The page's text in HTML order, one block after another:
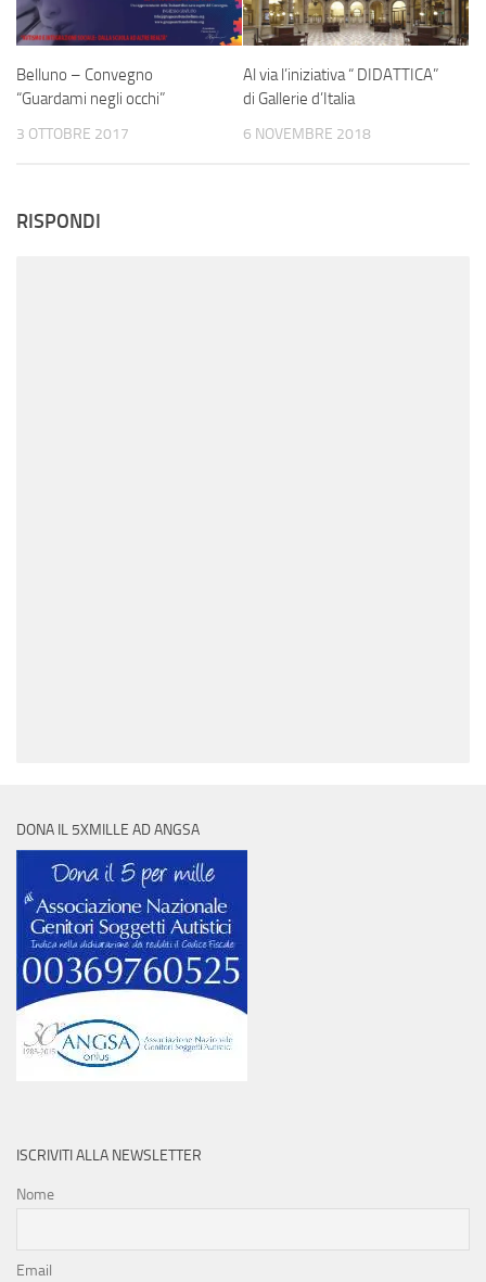
Belluno – Convegno
“Guardami negli occhi”
3 OTTOBRE 2017
Al via l’iniziativa “ DIDATTICA”
di Gallerie d’Italia
6 NOVEMBRE 2018
RISPONDI
DONA IL 5XMILLE AD ANGSA
ISCRIVITI ALLA NEWSLETTER
Nome
Email